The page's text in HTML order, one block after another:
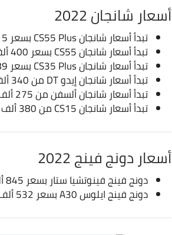
أسعار شانجان 2022
تبدأ أسعار شانجان CS55 Plus بسعر 715 ألف جنيه، حتى 800 ألف جنيه
تبدأ أسعار شانجان CS55 بسعر 400 ألف جنيه، حتى 445 ألف جنيه
تبدأ أسعار شانجان CS35 Plus بسعر 589 ألف جنيه، حتى 650 ألف جنيه
تبدأ أسعار شانجان إيدو DT من 340 ألف جنيه، حتى 350 آلف جنيه
تبدأ أسعار شانجان ألسفن من 275 ألف جنيه، إلى 325 ألف جنيه
تبدأ أسعار شانجان CS15 من 380 ألف جنيه، إلى 400 ألف جنيه
أسعار دونج فينج 2022
دونج فينج فينوتشيا ستار بسعر 845 ألف جنيه
دونج فينج ايلوس A30 بسعر 532 ألف جنية